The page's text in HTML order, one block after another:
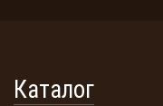
Каталог